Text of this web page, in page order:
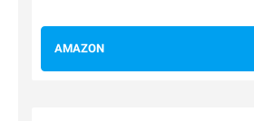
AMAZON